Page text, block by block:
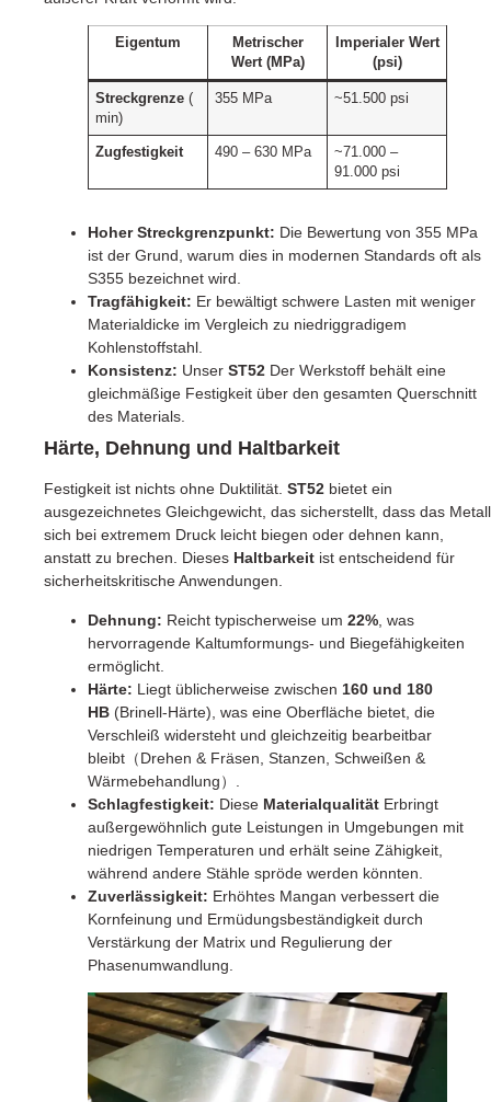
Eigentum
Metrischer
Wert (MPa)
Imperialer Wert
(psi)
Streckgrenze (
min)
355 MPa ~51.500 psi
Zugfestigkeit 490 – 630 MPa
~71.000 –
91.000 psi
Hoher Streckgrenzpunkt: Die Bewertung von 355 MPa
ist der Grund, warum dies in modernen Standards oft als
S355 bezeichnet wird.
Tragfähigkeit: Er bewältigt schwere Lasten mit weniger
Materialdicke im Vergleich zu niedriggradigem
Kohlenstoffstahl.
Konsistenz: Unser ST52 Der Werkstoff behält eine
gleichmäßige Festigkeit über den gesamten Querschnitt
des Materials.
Härte, Dehnung und Haltbarkeit
Festigkeit ist nichts ohne Duktilität. ST52 bietet ein
ausgezeichnetes Gleichgewicht, das sicherstellt, dass das Metall
sich bei extremem Druck leicht biegen oder dehnen kann,
anstatt zu brechen. Dieses Haltbarkeit ist entscheidend für
sicherheitskritische Anwendungen.
Dehnung: Reicht typischerweise um 22% , was
hervorragende Kaltumformungs- und Biegefähigkeiten
ermöglicht.
Härte: Liegt üblicherweise zwischen 160 und 180
HB (Brinell-Härte), was eine Oberfläche bietet, die
Verschleiß widersteht und gleichzeitig bearbeitbar
bleibt（Drehen & Fräsen, Stanzen, Schweißen &
Wärmebehandlung）.
Schlagfestigkeit: Diese Materialqualität Erbringt
außergewöhnlich gute Leistungen in Umgebungen mit
niedrigen Temperaturen und erhält seine Zähigkeit,
während andere Stähle spröde werden könnten.
Zuverlässigkeit: Erhöhtes Mangan verbessert die
Kornfeinung und Ermüdungsbeständigkeit durch
Verstärkung der Matrix und Regulierung der
Phasenumwandlung.